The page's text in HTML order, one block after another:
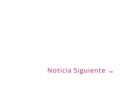
Noticia Siguiente →